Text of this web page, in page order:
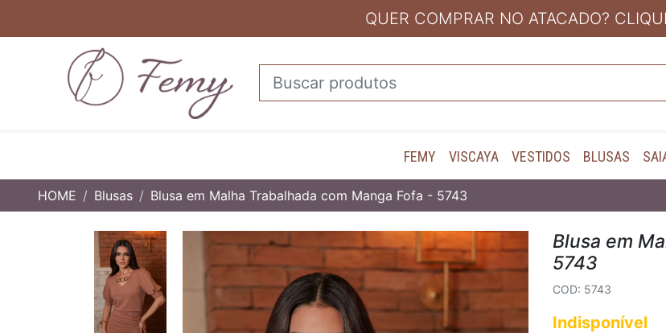
QUER COMPRAR NO ATACADO?
FEMY VISCAYA VESTIDOS BLUSAS
HOME Blusas Blusa em Malha Trabalhada com Manga Fofa - 5743
Blusa em
5743
COD: 5743
Indisponível